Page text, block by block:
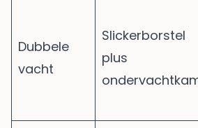
Dubbele
vacht
Slickerborstel
plus